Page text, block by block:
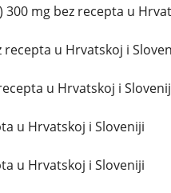
mg bez recepta u
u Hrvatskoj i
u Hrvatskoj i
u Hrvatskoj i Sloveniji
u Hrvatskoj i Sloveniji